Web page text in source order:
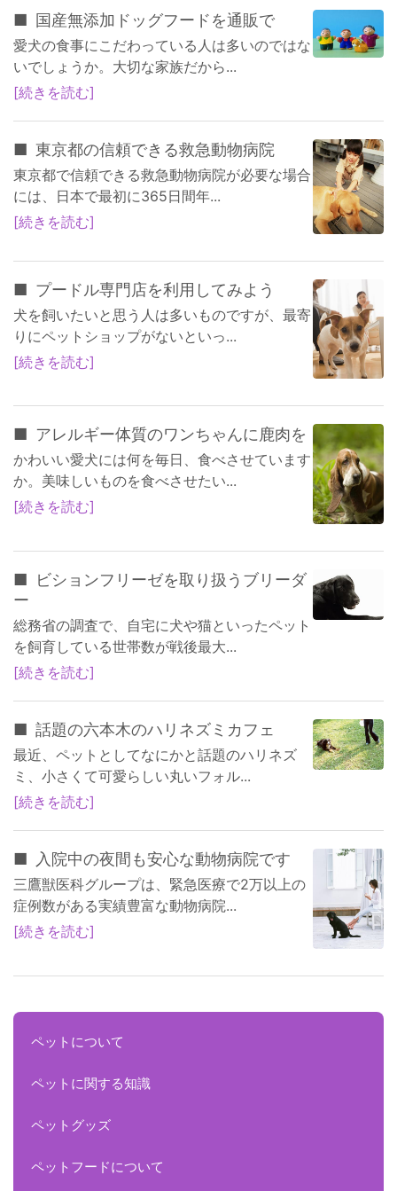
国産無添加ドッグフードを通販で
愛犬の食事にこだわっている人は多いのではな
いでしょうか。大切な家族だから...
続きを読む
東京都の信頼できる救急動物病院
東京都で信頼できる救急動物病院が必要な場合
には、日本で最初に365日間年...
続きを読む
プードル専門店を利用してみよう
犬を飼いたいと思う人は多いものですが、最寄
りにペットショップがないといっ...
続きを読む
アレルギー体質のワンちゃんに鹿肉を
かわいい愛犬には何を毎日、食べさせています
か。美味しいものを食べさせたい...
続きを読む
ビションフリーゼを取り扱うブリーダ
ー
総務省の調査で、自宅に犬や猫といったペット
を飼育している世帯数が戦後最大...
続きを読む
話題の六本木のハリネズミカフェ
最近、ペットとしてなにかと話題のハリネズ
ミ、小さくて可愛らしい丸いフォル...
続きを読む
入院中の夜間も安心な動物病院です
三鷹獣医科グループは、緊急医療で2万以上の
症例数がある実績豊富な動物病院...
続きを読む
ペットについて
ペットに関する知識
ペットグッズ
ペットフードについて